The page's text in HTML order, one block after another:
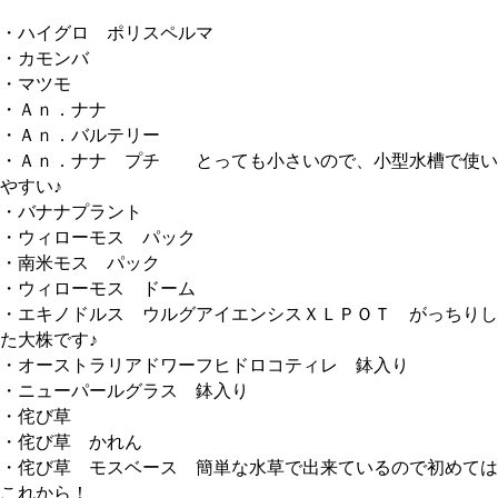
・ハイグロ ポリスペルマ
・カモンバ
・マツモ
・Ａｎ．ナナ
・Ａｎ．バルテリー
・Ａｎ．ナナ プチ とっても小さいので、小型水槽で使い
やすい♪
・バナナプラント
・ウィローモス パック
・南米モス パック
・ウィローモス ドーム
・エキノドルス ウルグアイエンシスＸＬＰＯＴ がっちりし
た大株です♪
・オーストラリアドワーフヒドロコティレ 鉢入り
・ニューパールグラス 鉢入り
・侘び草
・侘び草 かれん
・侘び草 モスベース 簡単な水草で出来ているので初めては
これから！